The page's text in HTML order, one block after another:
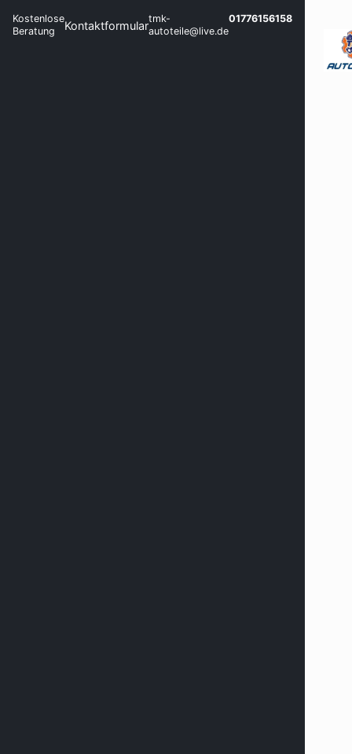
Kostenlose
Beratung
Kontaktformulartmk-
autoteile@live.de
01776156158